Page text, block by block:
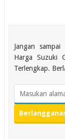
Jangan
Harga Suzuki
Terlengkap.